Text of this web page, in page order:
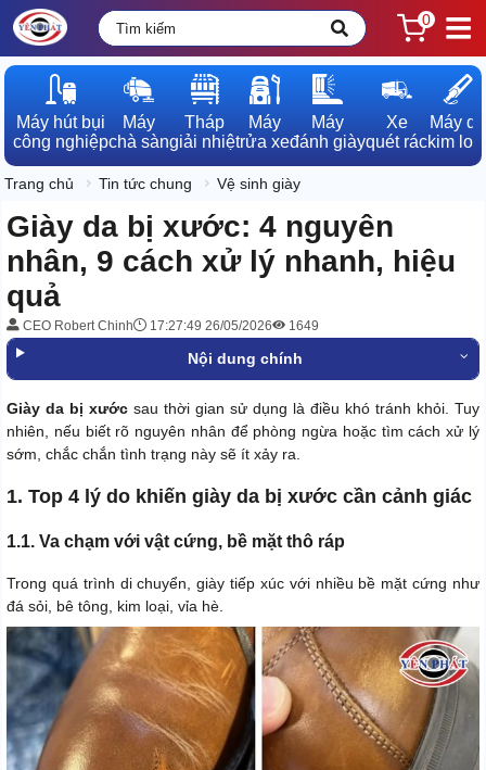
0
Máy hút bụi
công nghiệp
Máy
chà sàn
Tháp
giải nhiệt
Máy
rửa xe
Máy
đánh giày
Xe
quét rác
Máy dò
kim loại
Trang chủ Tin tức chung Vệ sinh giày
Giày da bị xước: 4 nguyên
nhân, 9 cách xử lý nhanh, hiệu
quả
CEO Robert Chinh 17:27:49 26/05/2026 1649
Nội dung chính
Giày da bị xước sau thời gian sử dụng là điều khó tránh khỏi. Tuy
nhiên, nếu biết rõ nguyên nhân để phòng ngừa hoặc tìm cách xử lý
sớm, chắc chắn tình trạng này sẽ ít xảy ra.
1. Top 4 lý do khiến giày da bị xước cần cảnh giác
1.1. Va chạm với vật cứng, bề mặt thô ráp
Trong quá trình di chuyển, giày tiếp xúc với nhiều bề mặt cứng như
đá sỏi, bê tông, kim loại, vỉa hè.